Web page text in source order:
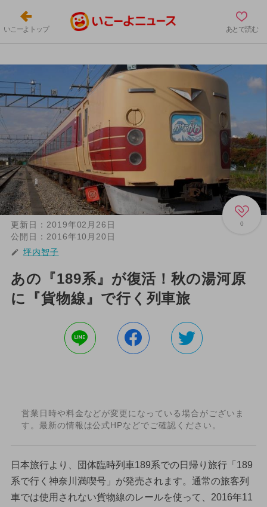
いこーよトップ あとで読む
0
更新日： 2019年02月26日
公開日： 2016年10月20日
坪内智子
あの『189系』が復活！秋の湯河原
に『貨物線』で行く列車旅
営業日時や料金などが変更になっている場合がございま
す。最新の情報は公式HPなどでご確認ください。
日本旅行より、団体臨時列車189系での日帰り旅行「189
系で行く神奈川満喫号」が発売されます。通常の旅客列
車では使用されない貨物線のレールを使って、2016年11